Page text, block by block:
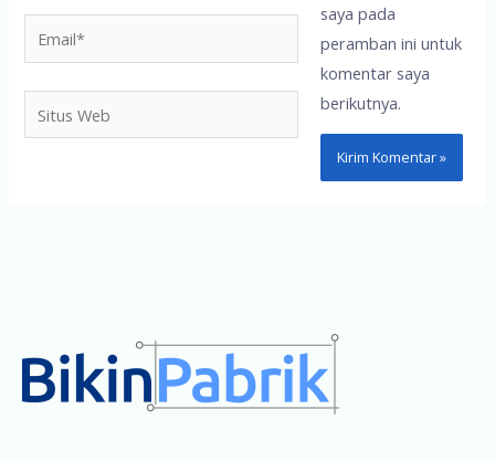
Web
saya pada
peramban ini untuk
komentar saya
berikutnya.